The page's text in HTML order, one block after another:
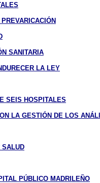
SANITARIA
LA LEY
SEIS HOSPITALES
LA GESTIÓN DE LOS
SALUD
PÚBLICO MADRILEÑO